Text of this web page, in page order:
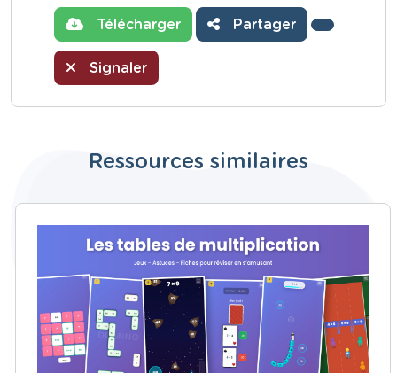
Télécharger Partager
Signaler
Ressources similaires